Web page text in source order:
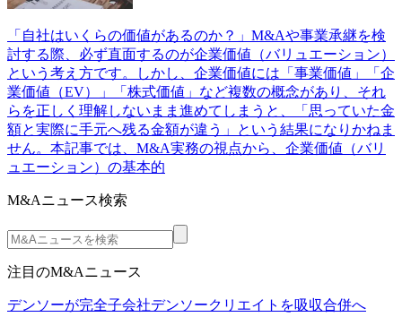
「自社はいくらの価値があるのか？」M&Aや事業承継を検
討する際、必ず直面するのが企業価値（バリュエーション）
という考え方です。しかし、企業価値には「事業価値」「企
業価値（EV）」「株式価値」など複数の概念があり、それ
らを正しく理解しないまま進めてしまうと、「思っていた金
額と実際に手元へ残る金額が違う」という結果になりかねま
せん。本記事では、M&A実務の視点から、企業価値（バリ
ュエーション）の基本的
M&Aニュース検索
注目のM&Aニュース
デンソーが完全子会社デンソークリエイトを吸収合併へ